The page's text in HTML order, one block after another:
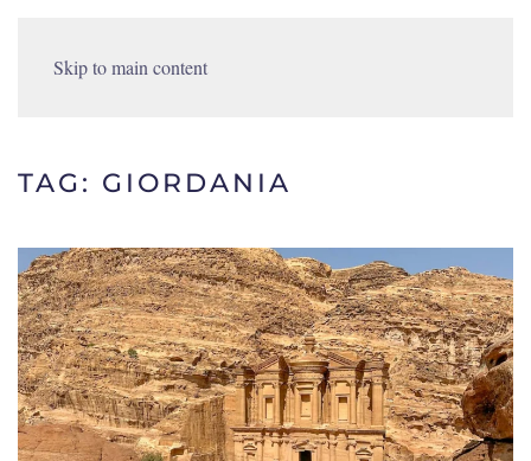
Skip to main content
TAG: GIORDANIA